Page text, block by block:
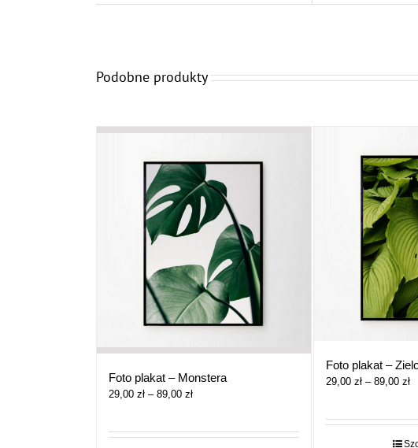
Podobne produkty
Foto plakat – Monstera
29,00 zł – 89,00 złZakres
29,00 zł
Foto plakat –
29,00 zł – 89,00 zł